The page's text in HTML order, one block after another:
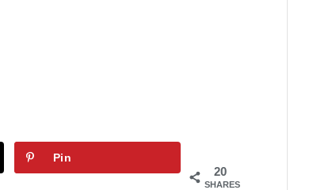
20
SHARES
Pin